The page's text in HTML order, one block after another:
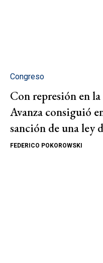
Congreso
Con represión en
Avanza consiguió
sanción de una ley
FEDERICO POKOROWSKI